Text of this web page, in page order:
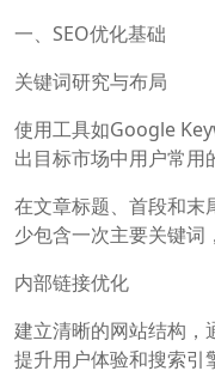
一、SEO优化基础
关键词研究与布局
使用工具如Google
出目标市场中用户常用
在文章标题、首段和末
少包含一次主要关键词
内部链接优化
建立清晰的网站结构，
提升用户体验和搜索引